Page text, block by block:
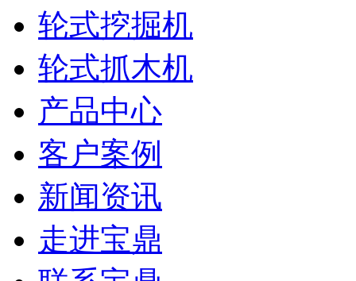
轮式挖掘机
轮式抓木机
产品中心
客户案例
新闻资讯
走进宝鼎